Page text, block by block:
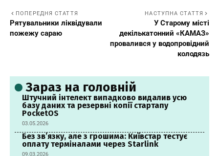
ПОПЕРЕДНЯ СТАТТЯ
Рятувальники ліквідували
пожежу сараю
НАСТУПНА СТАТТЯ
У Старому місті
декількатонний «КАМАЗ»
провалився у водопровідний
колодязь
Зараз на головній
Штучний інтелект випадково видалив усю
базу даних та резервні копії стартапу
PocketOS
03.05.2026
Без зв’язку, але з грошима: Київстар тестує
оплату терміналами через Starlink
09.03.2026